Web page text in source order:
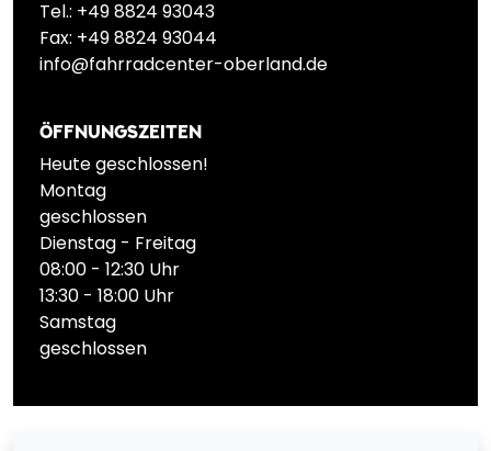
Tel.: +49 8824 93043
Fax: +49 8824 93044
info@fahrradcenter-oberland.de
ÖFFNUNGSZEITEN
Heute geschlossen!
Montag
geschlossen
Dienstag - Freitag
08:00 - 12:30 Uhr
13:30 - 18:00 Uhr
Samstag
geschlossen